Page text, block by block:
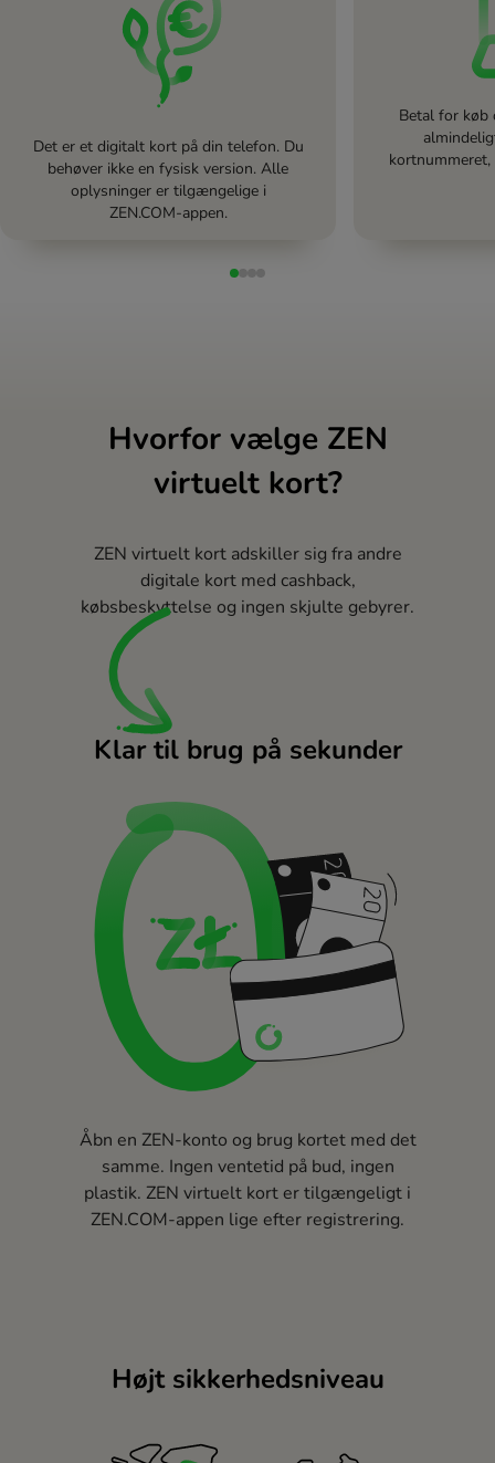
Det er et digitalt kort på din telefon. Du
behøver ikke en fysisk version. Alle
oplysninger er tilgængelige i
ZEN.COM-appen.
Betal for køb
Hvorfor vælge ZEN
virtuelt kort?
ZEN virtuelt kort adskiller sig fra andre
digitale kort med cashback,
købsbeskyttelse og ingen skjulte gebyrer.
Klar til brug på sekunder
Åbn en ZEN-konto og brug kortet med det
samme. Ingen ventetid på bud, ingen
plastik. ZEN virtuelt kort er tilgængeligt i
ZEN.COM-appen lige efter registrering.
Højt sikkerhedsniveau